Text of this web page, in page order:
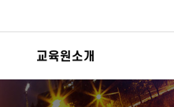
교육원소개